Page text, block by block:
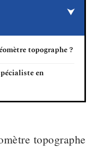
topographe ?
en
topographe